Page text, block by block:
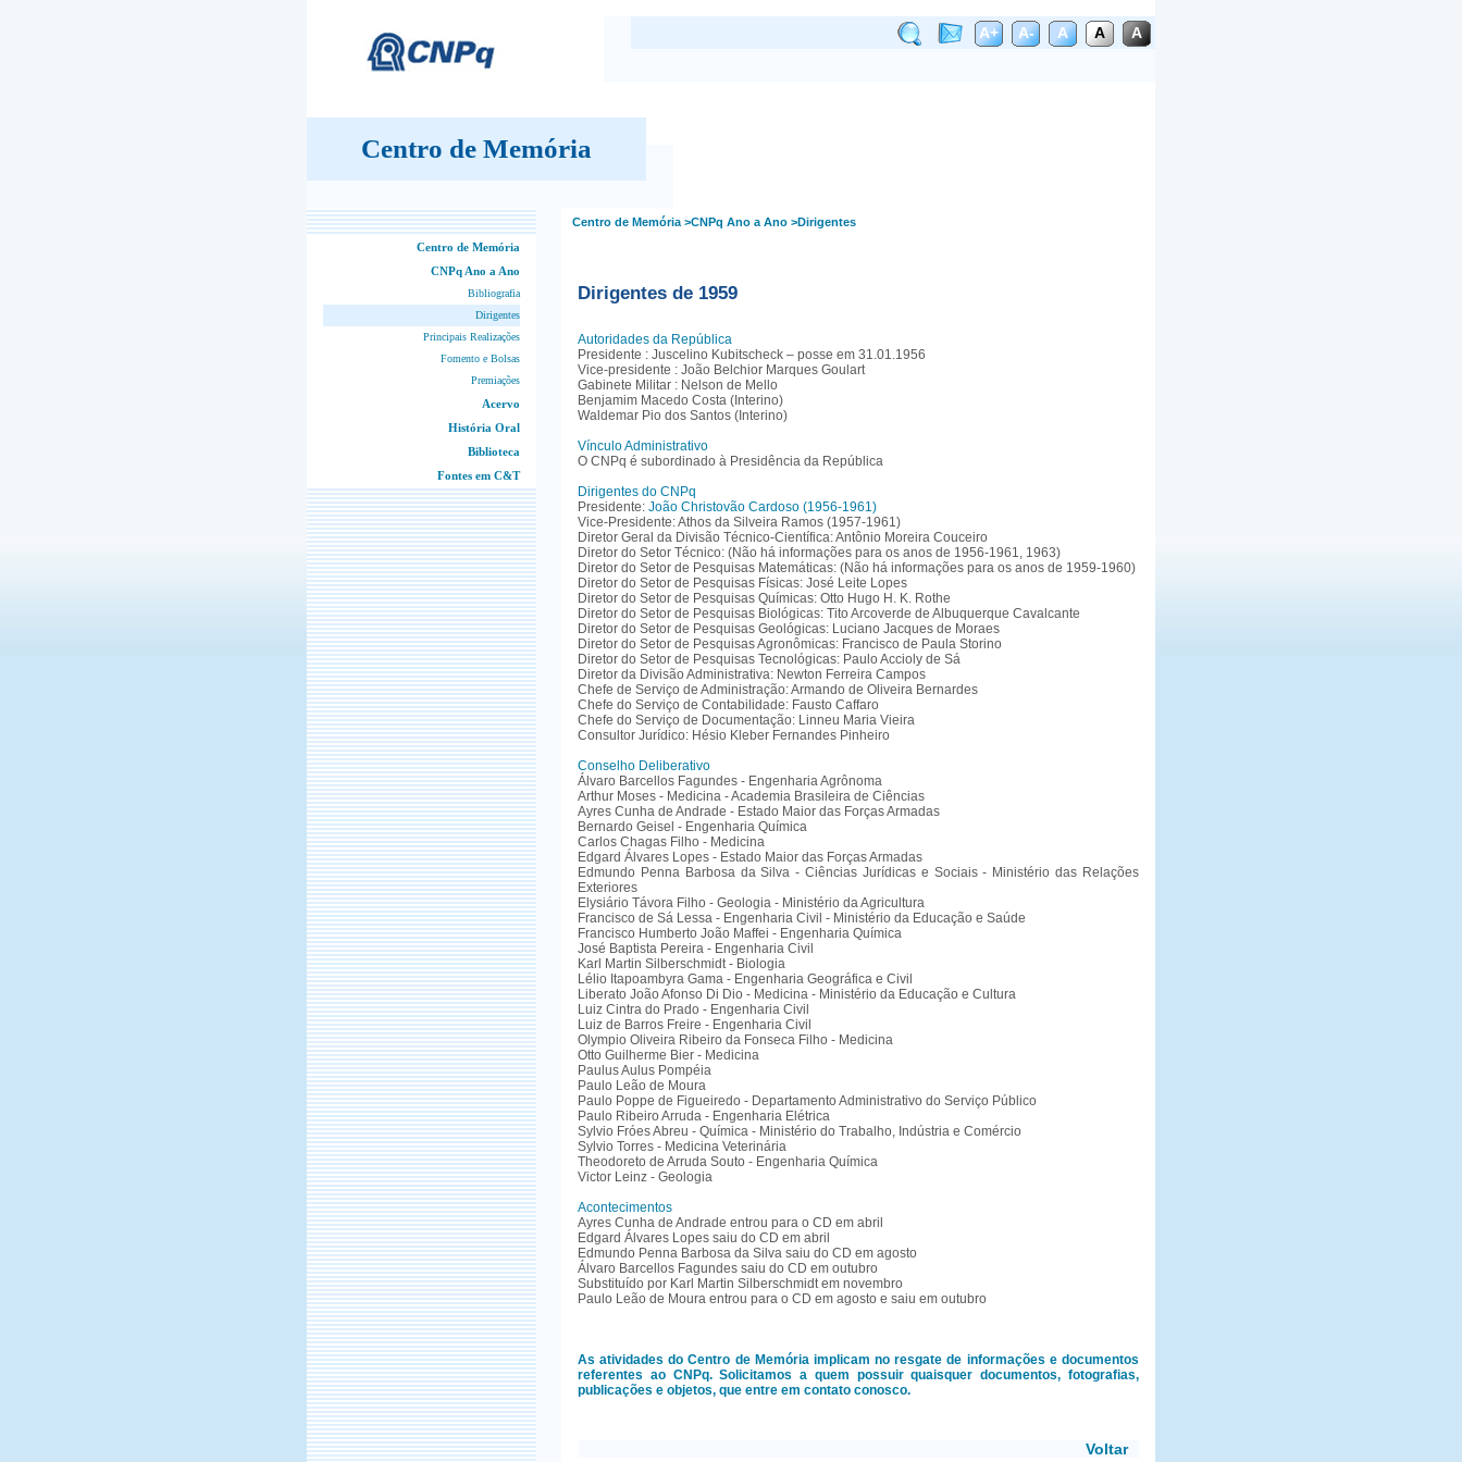
A
A
A
A-
A+
Centro de Memória
Centro de Memória
CNPq Ano a Ano
Bibliografia
Dirigentes
Principais Realizações
Fomento e Bolsas
Premiações
Acervo
História Oral
Biblioteca
Fontes em C&T
Centro de Memória >CNPq Ano a Ano >Dirigentes
Dirigentes de 1959
Autoridades da República
Presidente : Juscelino Kubitscheck – posse em 31.01.1956
Vice-presidente : João Belchior Marques Goulart
Gabinete Militar : Nelson de Mello
Benjamim Macedo Costa (Interino)
Waldemar Pio dos Santos (Interino)
Vínculo Administrativo
O CNPq é subordinado à Presidência da República
Dirigentes do CNPq
Presidente: João Christovão Cardoso (1956-1961)
Vice-Presidente: Athos da Silveira Ramos (1957-1961)
Diretor Geral da Divisão Técnico-Científica: Antônio Moreira Couceiro
Diretor do Setor Técnico: (Não há informações para os anos de 1956-1961, 1963)
Diretor do Setor de Pesquisas Matemáticas: (Não há informações para os anos de 1959-1960)
Diretor do Setor de Pesquisas Físicas: José Leite Lopes
Diretor do Setor de Pesquisas Químicas: Otto Hugo H. K. Rothe
Diretor do Setor de Pesquisas Biológicas: Tito Arcoverde de Albuquerque Cavalcante
Diretor do Setor de Pesquisas Geológicas: Luciano Jacques de Moraes
Diretor do Setor de Pesquisas Agronômicas: Francisco de Paula Storino
Diretor do Setor de Pesquisas Tecnológicas: Paulo Accioly de Sá
Diretor da Divisão Administrativa: Newton Ferreira Campos
Chefe de Serviço de Administração: Armando de Oliveira Bernardes
Chefe do Serviço de Contabilidade: Fausto Caffaro
Chefe do Serviço de Documentação: Linneu Maria Vieira
Consultor Jurídico: Hésio Kleber Fernandes Pinheiro
Conselho Deliberativo
Álvaro Barcellos Fagundes - Engenharia Agrônoma
Arthur Moses - Medicina - Academia Brasileira de Ciências
Ayres Cunha de Andrade - Estado Maior das Forças Armadas
Bernardo Geisel - Engenharia Química
Carlos Chagas Filho - Medicina
Edgard Álvares Lopes - Estado Maior das Forças Armadas
Edmundo Penna Barbosa da Silva - Ciências Jurídicas e Sociais - Ministério das Relações
Exteriores
Elysiário Távora Filho - Geologia - Ministério da Agricultura
Francisco de Sá Lessa - Engenharia Civil - Ministério da Educação e Saúde
Francisco Humberto João Maffei - Engenharia Química
José Baptista Pereira - Engenharia Civil
Karl Martin Silberschmidt - Biologia
Lélio Itapoambyra Gama - Engenharia Geográfica e Civil
Liberato João Afonso Di Dio - Medicina - Ministério da Educação e Cultura
Luiz Cintra do Prado - Engenharia Civil
Luiz de Barros Freire - Engenharia Civil
Olympio Oliveira Ribeiro da Fonseca Filho - Medicina
Otto Guilherme Bier - Medicina
Paulus Aulus Pompéia
Paulo Leão de Moura
Paulo Poppe de Figueiredo - Departamento Administrativo do Serviço Público
Paulo Ribeiro Arruda - Engenharia Elétrica
Sylvio Fróes Abreu - Química - Ministério do Trabalho, Indústria e Comércio
Sylvio Torres - Medicina Veterinária
Theodoreto de Arruda Souto - Engenharia Química
Victor Leinz - Geologia
Acontecimentos
Ayres Cunha de Andrade entrou para o CD em abril
Edgard Álvares Lopes saiu do CD em abril
Edmundo Penna Barbosa da Silva saiu do CD em agosto
Álvaro Barcellos Fagundes saiu do CD em outubro
Substituído por Karl Martin Silberschmidt em novembro
Paulo Leão de Moura entrou para o CD em agosto e saiu em outubro
As atividades do Centro de Memória implicam no resgate de informações e documentos
referentes ao CNPq. Solicitamos a quem possuir quaisquer documentos, fotografias,
publicações e objetos, que entre em contato conosco.
Voltar